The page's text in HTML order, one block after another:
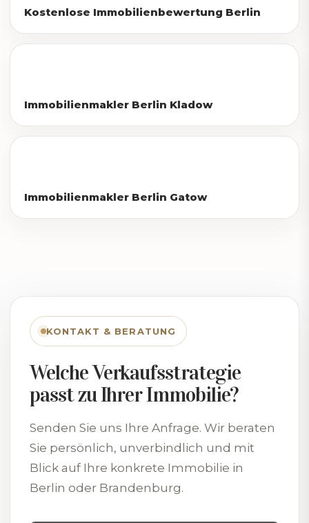
Kostenlose Immobilienbewertung Berlin
Immobilienmakler Berlin Kladow
Immobilienmakler Berlin Gatow
KONTAKT & BERATUNG
Welche Verkaufsstrategie
passt zu Ihrer Immobilie?
Senden Sie uns Ihre Anfrage. Wir beraten
Sie persönlich, unverbindlich und mit
Blick auf Ihre konkrete Immobilie in
Berlin oder Brandenburg.